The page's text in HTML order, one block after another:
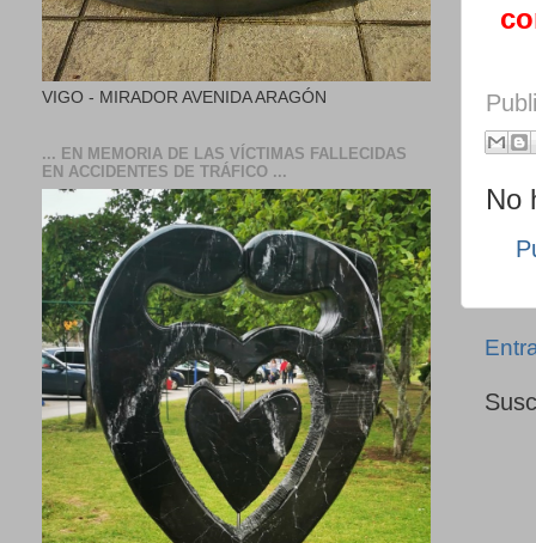
No
VIGO - MIRADOR AVENIDA ARAGÓN
... EN MEMORIA DE LAS VÍCTIMAS FALLECIDAS
EN ACCIDENTES DE TRÁFICO ...